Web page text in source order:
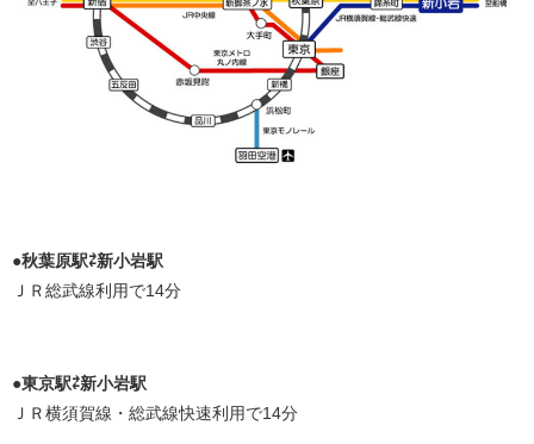
●秋葉原駅⇄新小岩駅
ＪＲ総武線利用で14分
●東京駅⇄新小岩駅
ＪＲ横須賀線・総武線快速利用で14分